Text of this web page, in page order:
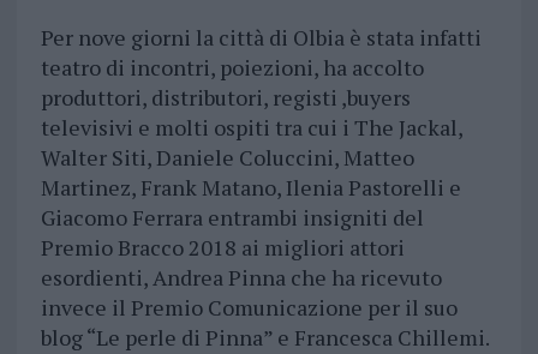
Per nove giorni la città di Olbia è stata infatti
teatro di incontri, poiezioni, ha accolto
produttori, distributori, registi ,buyers
televisivi e molti ospiti tra cui i The Jackal,
Walter Siti, Daniele Coluccini, Matteo
Martinez, Frank Matano, Ilenia Pastorelli e
Giacomo Ferrara entrambi insigniti del
Premio Bracco 2018 ai migliori attori
esordienti, Andrea Pinna che ha ricevuto
invece il Premio Comunicazione per il suo
blog “Le perle di Pinna” e Francesca Chillemi.